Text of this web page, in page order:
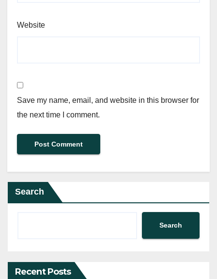
Website
Save my name, email, and website in this browser for
the next time I comment.
Search
Search
Recent Posts